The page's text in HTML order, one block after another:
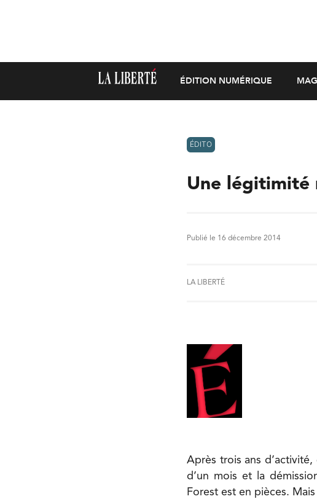
ÉDITION NUMÉRIQUE
ÉDITO
Une légitimité
Publié le 16 décembre 2014
LA LIBERTÉ
Après trois ans
d’un mois et la
Forest est en pièces.